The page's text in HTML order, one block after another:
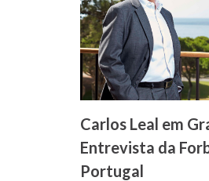
Carlos Leal em
Entrevista da
Portugal